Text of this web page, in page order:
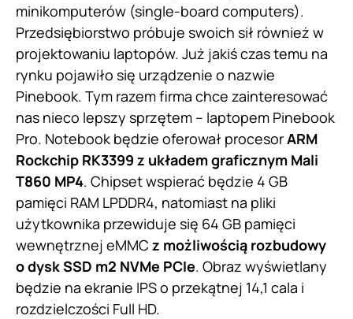
minikomputerów (single-board computers).
Przedsiębiorstwo próbuje swoich sił również w
projektowaniu laptopów. Już jakiś czas temu na
rynku pojawiło się urządzenie o nazwie
Pinebook. Tym razem firma chce zainteresować
nas nieco lepszy sprzętem – laptopem Pinebook
Pro. Notebook będzie oferował procesorARM
Rockchip RK3399 z układem graficznym Mali
T860 MP4. Chipset wspierać będzie 4 GB
pamięci RAM LPDDR4, natomiast na pliki
użytkownika przewiduje się 64 GB pamięci
wewnętrznej eMMC z możliwością rozbudowy
o dysk SSD m2 NVMe PCIe. Obraz wyświetlany
będzie na ekranie IPS o przekątnej 14,1 cala i
rozdzielczości Full HD.